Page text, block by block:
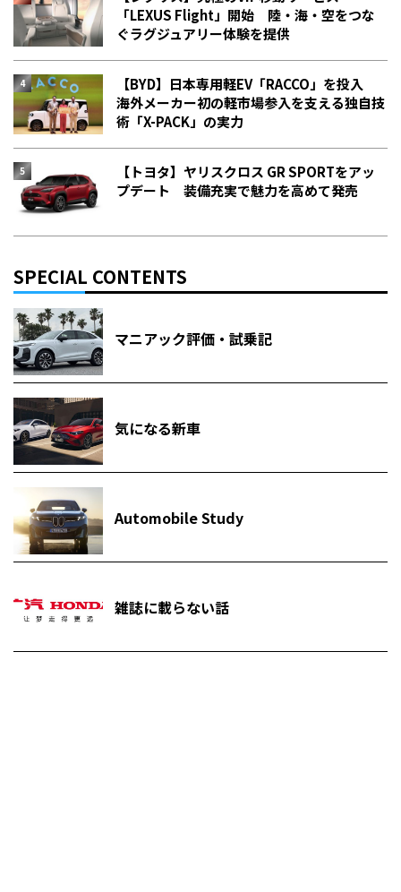
「LEXUS Flight」開始 陸・海・空をつな
ぐラグジュアリー体験を提供
【BYD】日本専用軽EV「RACCO」を投入
海外メーカー初の軽市場参入を支える独自技
術「X-PACK」の実力
【トヨタ】ヤリスクロス GR SPORTをアッ
プデート 装備充実で魅力を高めて発売
SPECIAL CONTENTS
マニアック評価・試乗記
気になる新車
Automobile Study
雑誌に載らない話